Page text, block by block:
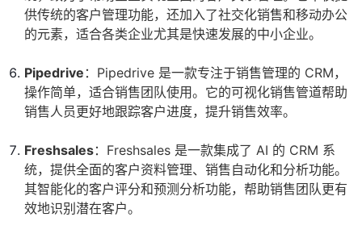
供传统的客户管理功能，还加入了社交化销售和移动办公
的元素，适合各类企业尤其是快速发展的中小企业。
Pipedrive ：Pipedrive 是一款专注于销售管理的 CRM，
操作简单，适合销售团队使用。它的可视化销售管道帮助
销售人员更好地跟踪客户进度，提升销售效率。
Freshsales：Freshsales 是一款集成了 AI 的 CRM 系
统，提供全面的客户资料管理、销售自动化和分析功能。
其智能化的客户评分和预测分析功能，帮助销售团队更有
效地识别潜在客户。